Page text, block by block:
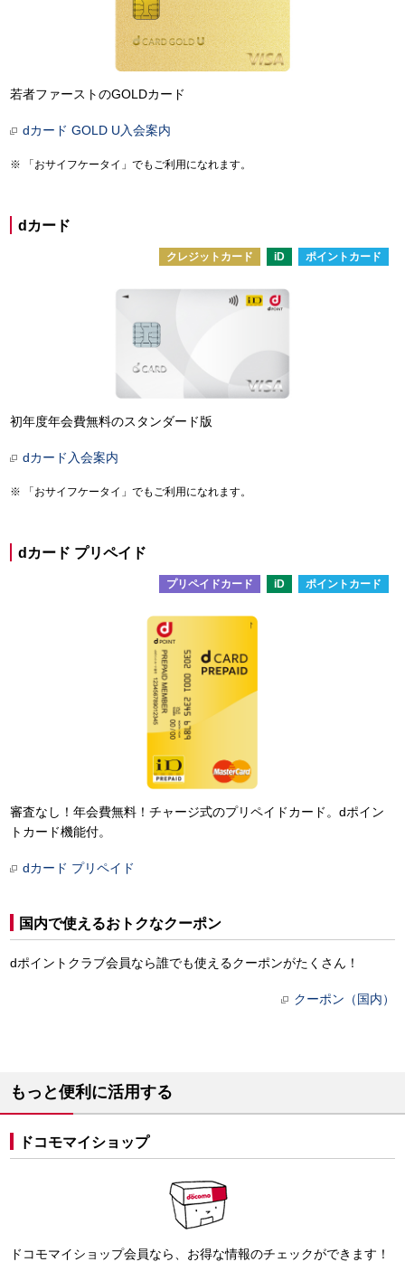
若者ファーストのGOLDカード
dカード GOLD U入会案内
「おサイフケータイ」でもご利用になれます。
dカード
クレジットカード iD ポイントカード
初年度年会費無料のスタンダード版
dカード入会案内
「おサイフケータイ」でもご利用になれます。
dカード プリペイド
プリペイドカード iD ポイントカード
審査なし！年会費無料！チャージ式のプリペイドカード。dポイン
トカード機能付。
dカード プリペイド
国内で使えるおトクなクーポン
dポイントクラブ会員なら誰でも使えるクーポンがたくさん！
クーポン（国内）
もっと便利に活用する
ドコモマイショップ
ドコモマイショップ会員なら、お得な情報のチェックができます！